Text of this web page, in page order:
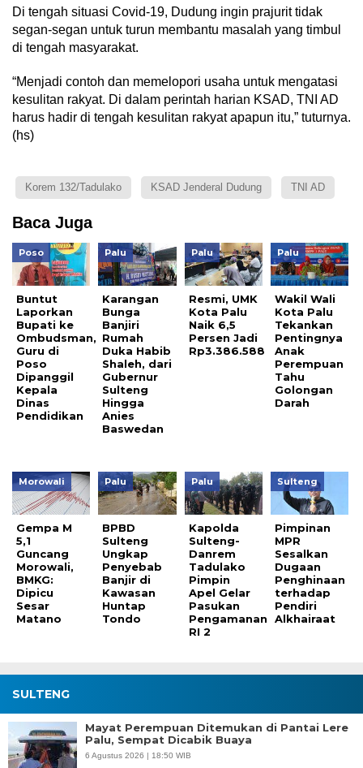
Di tengah situasi Covid-19, Dudung ingin prajurit tidak
segan-segan untuk turun membantu masalah yang timbul
di tengah masyarakat.
“Menjadi contoh dan memelopori usaha untuk mengatasi
kesulitan rakyat. Di dalam perintah harian KSAD, TNI AD
harus hadir di tengah kesulitan rakyat apapun itu,” tuturnya.
(hs)
Korem 132/Tadulako KSAD Jenderal Dudung TNI AD
Baca Juga
Poso
Buntut
Laporkan
Bupati ke
Ombudsman,
Guru di
Poso
Dipanggil
Kepala
Dinas
Pendidikan
Palu
Karangan
Bunga
Banjiri
Rumah
Duka Habib
Shaleh, dari
Gubernur
Sulteng
Hingga
Anies
Baswedan
Palu
Resmi, UMK
Kota Palu
Naik 6,5
Persen Jadi
Rp3.386.588
Palu
Wakil Wali
Kota Palu
Tekankan
Pentingnya
Anak
Perempuan
Tahu
Golongan
Darah
Morowali
Gempa M
5,1
Guncang
Morowali,
BMKG:
Dipicu
Sesar
Matano
Palu
BPBD
Sulteng
Ungkap
Penyebab
Banjir di
Kawasan
Huntap
Tondo
Palu
Kapolda
Sulteng-
Danrem
Tadulako
Pimpin
Apel Gelar
Pasukan
Pengamanan
RI 2
Sulteng
Pimpinan
MPR
Sesalkan
Dugaan
Penghinaan
terhadap
Pendiri
Alkhairaat
SULTENG
Mayat Perempuan Ditemukan di Pantai Lere
Palu, Sempat Dicabik Buaya
6 Agustus 2026 | 18:50 WIB